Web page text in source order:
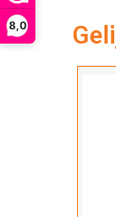
8,0